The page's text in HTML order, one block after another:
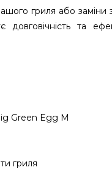
гриля або заміни
довговічність та
Green Egg M
гриля